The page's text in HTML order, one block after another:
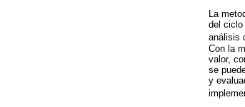
La
del ciclo
análisis
Con la
valor,
se
y